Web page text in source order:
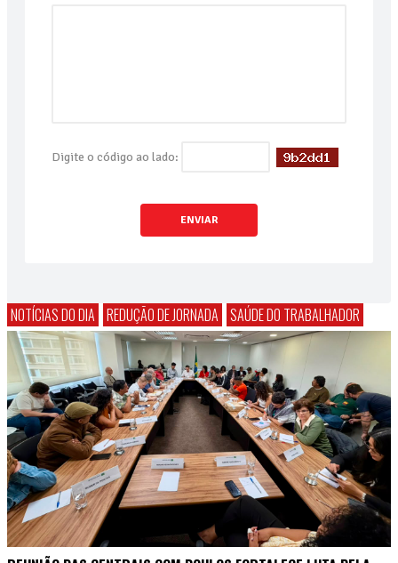
Digite o código ao lado:
ENVIAR
NOTÍCIAS DO DIA REDUÇÃO DE JORNADA SAÚDE DO TRABALHADOR